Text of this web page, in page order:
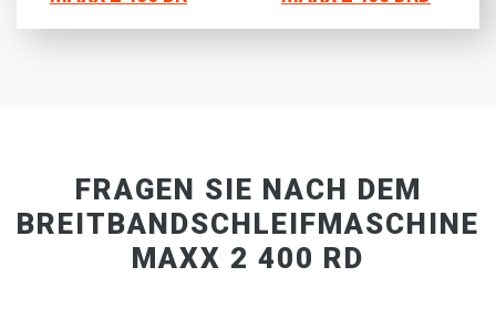
FRAGEN SIE NACH DEM
BREITBANDSCHLEIFMASCHINE
MAXX 2 400 RD